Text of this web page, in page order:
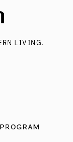
ด้ หรือจะเดินทาง
บียนรถจริงจาก
LIVING.